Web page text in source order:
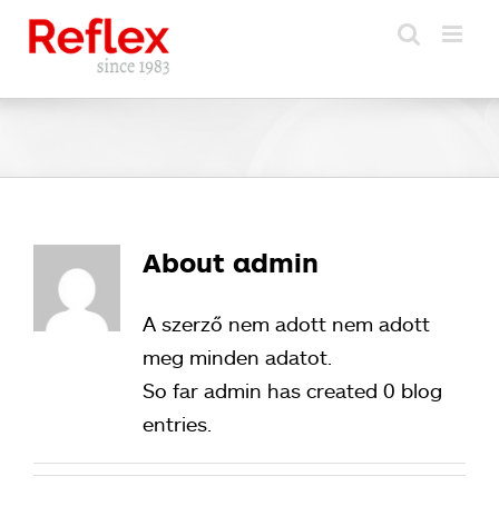
Kihagyás
About admin
A szerző nem adott nem adott
meg minden adatot.
So far admin has created 0 blog
entries.